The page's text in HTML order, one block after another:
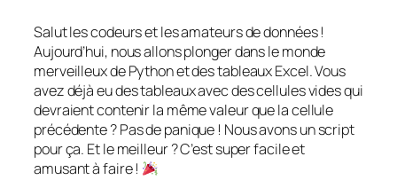
Salut les codeurs et les amateurs de données !
Aujourd’hui, nous allons plonger dans le monde
merveilleux de Python et des tableaux Excel. Vous
avez déjà eu des tableaux avec des cellules vides qui
devraient contenir la même valeur que la cellule
précédente ? Pas de panique ! Nous avons un script
pour ça. Et le meilleur ? C’est super facile et
amusant à faire !